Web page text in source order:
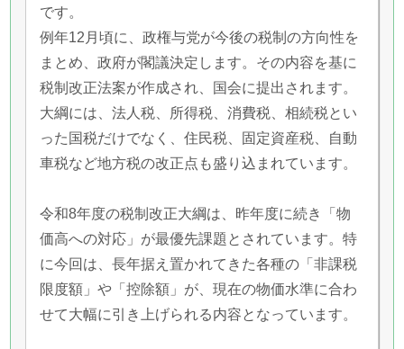
です。
例年12月頃に、政権与党が今後の税制の方向性を
まとめ、政府が閣議決定します。その内容を基に
税制改正法案が作成され、国会に提出されます。
大綱には、法人税、所得税、消費税、相続税とい
った国税だけでなく、住民税、固定資産税、自動
車税など地方税の改正点も盛り込まれています。
令和8年度の税制改正大綱は、昨年度に続き「物
価高への対応」が最優先課題とされています。特
に今回は、長年据え置かれてきた各種の「非課税
限度額」や「控除額」が、現在の物価水準に合わ
せて大幅に引き上げられる内容となっています。